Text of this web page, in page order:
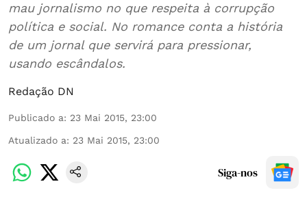
mau jornalismo no que respeita à corrupção
política e social. No romance conta a história
de um jornal que servirá para pressionar,
usando escândalos.
Redação DN
Publicado a: 23 Mai 2015, 23:00
Atualizado a: 23 Mai 2015, 23:00
Siga-nos